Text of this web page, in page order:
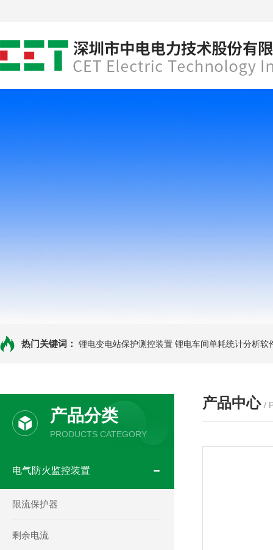
热门关键词： 锂电变电站保护测控装置 锂电车间单耗统计分析软
产品分类
PRODUCTS CATEGORY
电气防火监控装置
限流保护器
剩余电流
产品中心 /